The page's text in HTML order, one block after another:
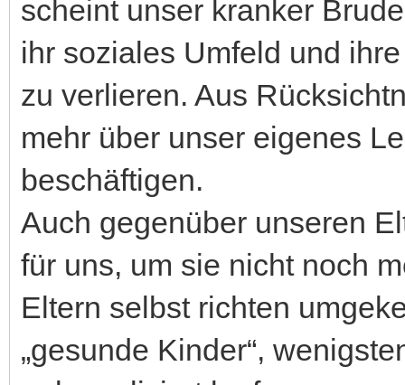
scheint unser kranker
ihr soziales Umfeld und
zu verlieren. Aus
mehr über unser eigenes
beschäftigen.
Auch gegenüber unseren
für uns, um sie nicht noch
Eltern selbst richten
„gesunde Kinder“,